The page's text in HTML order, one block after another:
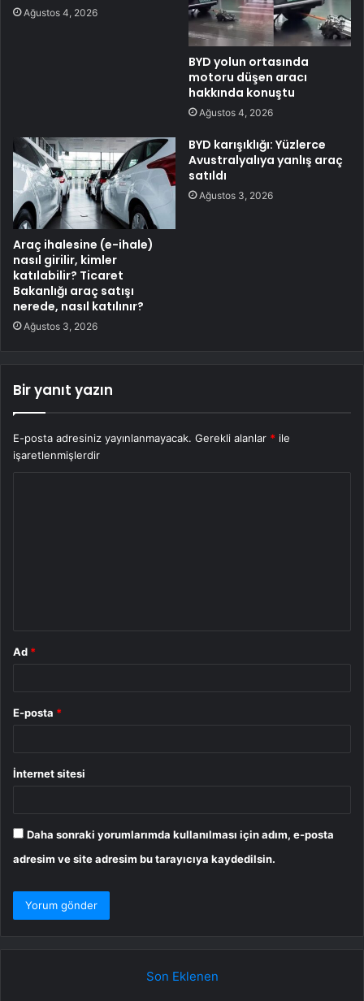
Ağustos 4, 2026
BYD yolun ortasında
motoru düşen aracı
hakkında konuştu
Ağustos 4, 2026
Araç ihalesine (e-ihale)
nasıl girilir, kimler
katılabilir? Ticaret
Bakanlığı araç satışı
nerede, nasıl katılınır?
Ağustos 3, 2026
BYD karışıklığı: Yüzlerce
Avustralyalıya yanlış araç
satıldı
Ağustos 3, 2026
Bir yanıt yazın
E-posta adresiniz yayınlanmayacak. Gerekli alanlar * ile
işaretlenmişlerdir
Ad *
E-posta *
İnternet sitesi
Daha sonraki yorumlarımda kullanılması için adım, e-posta
adresim ve site adresim bu tarayıcıya kaydedilsin.
Son Eklenen